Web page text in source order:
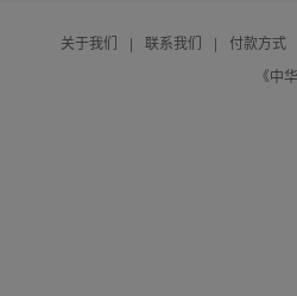
关于我们 | 联系我们 | 付款方式
《中